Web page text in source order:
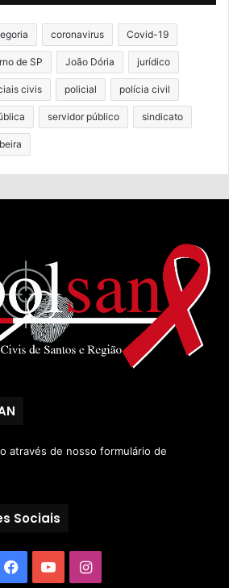
coronavirus Covid-19
de SP João Dória jurídico
civis policial polícia civil
servidor público sindicato
através de nosso formulário de
Sociais